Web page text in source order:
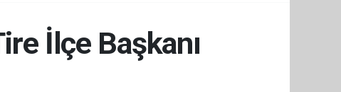
İlçe Başkanı